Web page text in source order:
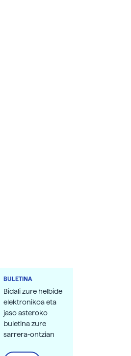
BULETINA
Bidali zure helbide
elektronikoa eta
jaso asteroko
buletina zure
sarrera-ontzian